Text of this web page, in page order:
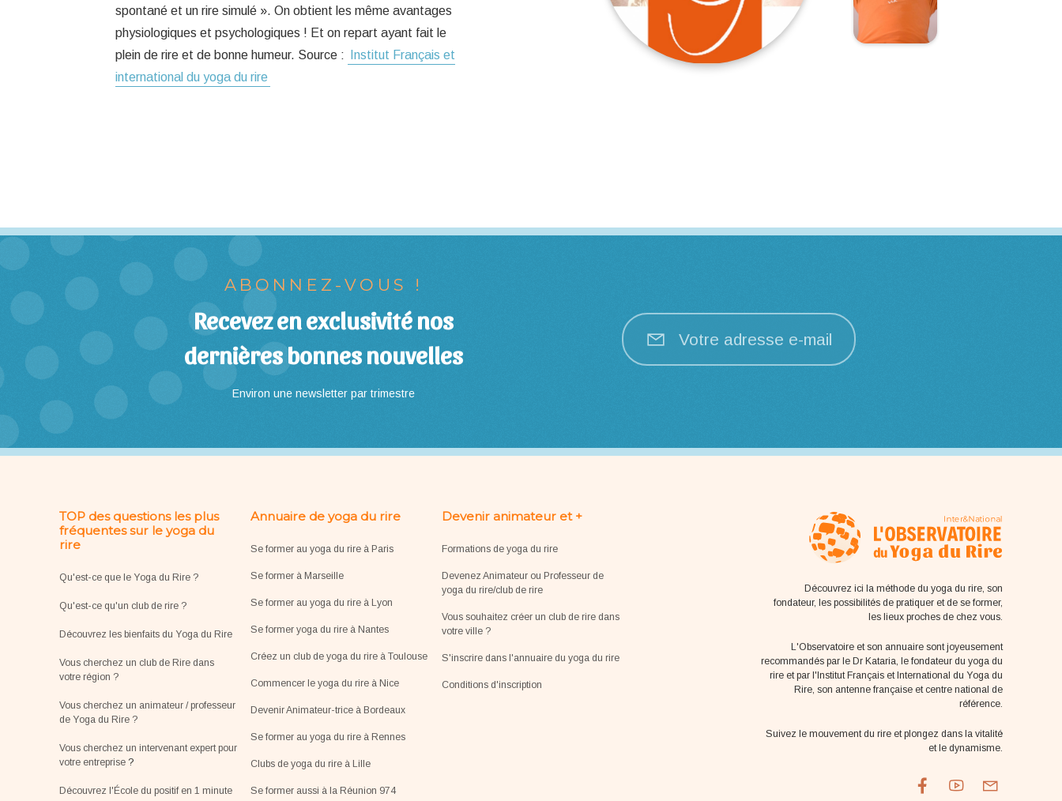
spontané et un rire simulé ». On obtient les même avantages
physiologiques et psychologiques ! Et on repart ayant fait le
plein de rire et de bonne humeur. Source :
Institut Français et
international du yoga du rire
ABONNEZ-VOUS !
Recevez en exclusivité nos
dernières bonnes nouvelles
Environ une newsletter par trimestre
Votre adresse e-mail
TOP des questions les plus
fréquentes sur le yoga du
rire
Qu'est-ce que le Yoga du Rire ?
Qu'est-ce qu'un club de rire ?
Découvrez les bienfaits du Yoga du Rire
Vous cherchez un club de Rire dans
votre région ?
Vous cherchez un animateur / professeur
de Yoga du Rire ?
Vous cherchez un intervenant expert pour
votre entreprise?
Découvrez l'École du positif en 1 minute
Annuaire de yoga du rire
Se former au yoga du rire à Paris
Se former à Marseille
Se former au yoga du rire à Lyon
Se former yoga du rire à Nantes
Créez un club de yoga du rire à Toulouse
Commencer le yoga du rire à Nice
Devenir Animateur-trice à Bordeaux
Se former au yoga du rire à Rennes
Clubs de yoga du rire à Lille
Se former aussi à la Réunion 974
Devenir animateur et +
Formations de yoga du rire
Devenez Animateur ou Professeur de
yoga du rire/club de rire
Vous souhaitez créer un club de rire dans
votre ville ?
S'inscrire dans l'annuaire du yoga du rire
Conditions d'inscription
Découvrez ici la méthode du yoga du rire, son
fondateur, les possibilités de pratiquer et de se former,
les lieux proches de chez vous.
L'Observatoire et son annuaire sont joyeusement
recommandés par le Dr Kataria, le fondateur du yoga du
rire et par l'Institut Français et International du Yoga du
Rire, son antenne française et centre national de
référence.
Suivez le mouvement du rire et plongez dans la vitalité
et le dynamisme.